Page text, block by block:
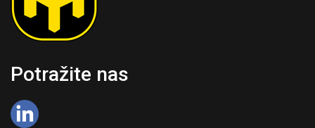
Potražite nas